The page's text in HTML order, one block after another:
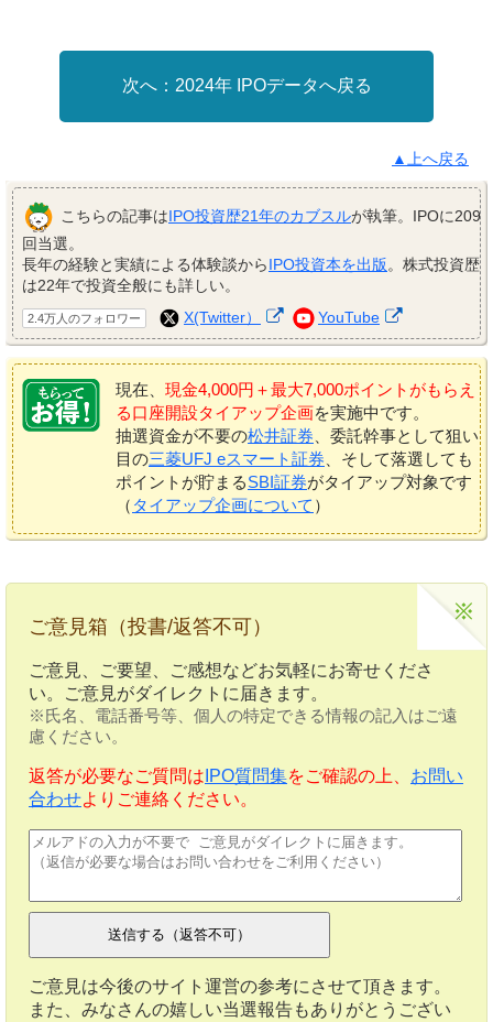
2024年 IPOデータへ戻る
▲上へ戻る
こちらの記事はIPO投資歴21年のカブスルが執筆。IPOに209
回当選。
長年の経験と実績による体験談からIPO投資本を出版。株式投資歴
は22年で投資全般にも詳しい。
2.4万人のフォロワー X(Twitter） YouTube
現在、 現金4,000円＋最大7,000ポイントがもらえ
る口座開設タイアップ企画を実施中です。
抽選資金が不要の松井証券、委託幹事として狙い
目の三菱UFJ eスマート証券、そして落選しても
ポイントが貯まるSBI証券がタイアップ対象です
（ タイアップ企画について ）
ご意見箱（投書/返答不可）
ご意見、ご要望、ご感想などお気軽にお寄せくださ
い。ご意見がダイレクトに届きます。
※氏名、電話番号等、個人の特定できる情報の記入はご遠
慮ください。
返答が必要なご質問は IPO質問集をご確認の上、 お問い
合わせよりご連絡ください。
ご意見は今後のサイト運営の参考にさせて頂きます。
また、みなさんの嬉しい当選報告もありがとうござい